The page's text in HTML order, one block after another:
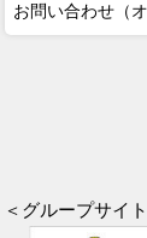
お問い合わせ（
＜グループサイ